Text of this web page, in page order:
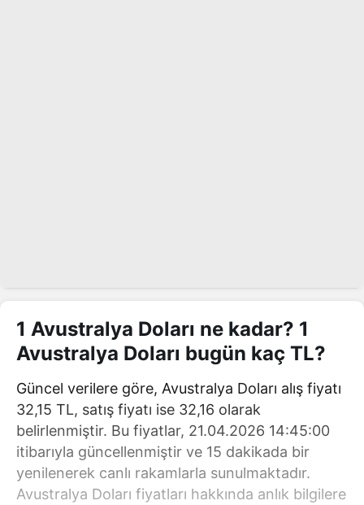
1 Avustralya Doları ne kadar? 1
Avustralya Doları bugün kaç TL?
Güncel verilere göre, Avustralya Doları alış fiyatı
32,15 TL, satış fiyatı ise 32,16 olarak
belirlenmiştir. Bu fiyatlar, 21.04.2026 14:45:00
itibarıyla güncellenmiştir ve 15 dakikada bir
yenilenerek canlı rakamlarla sunulmaktadır.
Avustralya Doları fiyatları hakkında anlık bilgilere